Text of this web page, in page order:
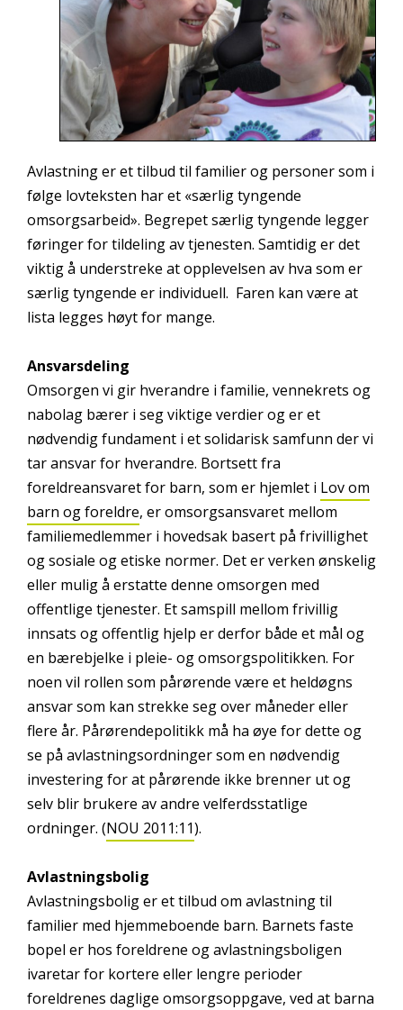
Avlastning er et tilbud til familier og personer som i
følge lovteksten har et «særlig tyngende
omsorgsarbeid». Begrepet særlig tyngende legger
føringer for tildeling av tjenesten. Samtidig er det
viktig å understreke at opplevelsen av hva som er
særlig tyngende er individuell. Faren kan være at
lista legges høyt for mange.
Ansvarsdeling
Omsorgen vi gir hverandre i familie, vennekrets og
nabolag bærer i seg viktige verdier og er et
nødvendig fundament i et solidarisk samfunn der vi
tar ansvar for hverandre. Bortsett fra
foreldreansvaret for barn, som er hjemlet i Lov om
barn og foreldre, er omsorgsansvaret mellom
familiemedlemmer i hovedsak basert på frivillighet
og sosiale og etiske normer. Det er verken ønskelig
eller mulig å erstatte denne omsorgen med
offentlige tjenester. Et samspill mellom frivillig
innsats og offentlig hjelp er derfor både et mål og
en bærebjelke i pleie- og omsorgspolitikken. For
noen vil rollen som pårørende være et heldøgns
ansvar som kan strekke seg over måneder eller
flere år. Pårørendepolitikk må ha øye for dette og
se på avlastningsordninger som en nødvendig
investering for at pårørende ikke brenner ut og
selv blir brukere av andre velferdsstatlige
ordninger. (NOU 2011:11).
Avlastningsbolig
Avlastningsbolig er et tilbud om avlastning til
familier med hjemmeboende barn. Barnets faste
bopel er hos foreldrene og avlastningsboligen
ivaretar for kortere eller lengre perioder
foreldrenes daglige omsorgsoppgave, ved at barna